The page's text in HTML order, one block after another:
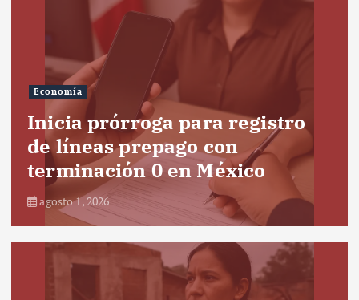
Economía
Inicia prórroga para registro
de líneas prepago con
terminación 0 en México
agosto 1, 2026